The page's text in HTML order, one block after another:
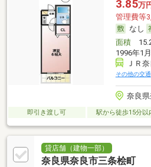
3.85万
管理費等
なし
面積
1996年1
ＪＲ
その他の交通
奈良
即引き渡し可 駅から徒歩15分以
貸店舗（建物一部）
奈良県奈良市三条桧町